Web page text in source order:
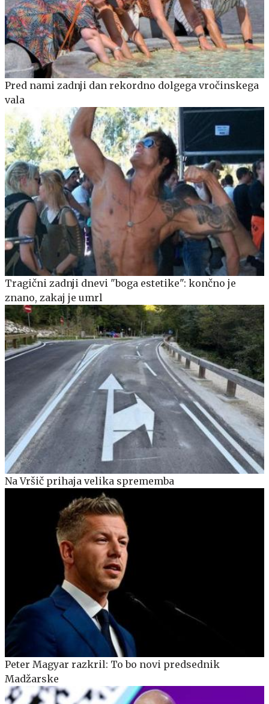
Pred nami zadnji dan rekordno dolgega vročinskega
vala
Tragični zadnji dnevi "boga estetike": končno je
znano, zakaj je umrl
Na Vršič prihaja velika sprememba
Peter Magyar razkril: To bo novi predsednik
Madžarske